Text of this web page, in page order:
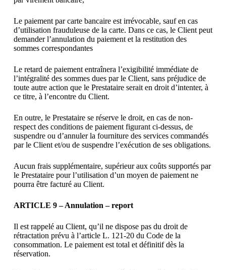
Le paiement par carte bancaire est irrévocable, sauf en cas
d’utilisation frauduleuse de la carte. Dans ce cas, le Client peut
demander l’annulation du paiement et la restitution des
sommes correspondantes
Le retard de paiement entraînera l’exigibilité immédiate de
l’intégralité des sommes dues par le Client, sans préjudice de
toute autre action que le Prestataire serait en droit d’intenter, à
ce titre, à l’encontre du Client.
En outre, le Prestataire se réserve le droit, en cas de non-
respect des conditions de paiement figurant ci-dessus, de
suspendre ou d’annuler la fourniture des services commandés
par le Client et/ou de suspendre l’exécution de ses obligations.
Aucun frais supplémentaire, supérieur aux coûts supportés par
le Prestataire pour l’utilisation d’un moyen de paiement ne
pourra être facturé au Client.
ARTICLE 9 – Annulation – report
Il est rappelé au Client, qu’il ne dispose pas du droit de
rétractation prévu à l’article L. 121-20 du Code de la
consommation. Le paiement est total et définitif dès la
réservation.